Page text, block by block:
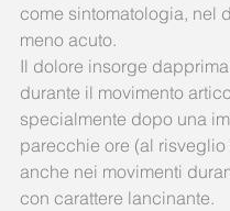
come sintomatologia, nel
meno acuto.
Il dolore insorge
durante il movimento
specialmente dopo una
parecchie ore (al risveglio
anche nei movimenti
con carattere lancinante.